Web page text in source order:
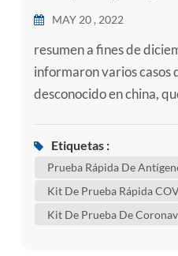
MAY 20 , 2022
resumen a fines de
informaron varios casos
desconocido en china,
nuevo coronavirus., el
denominó síndrome
2019 (COVID-19). a
Etiquetas :
Prueba Rápida De
Kit De Prueba Rápida
Kit De Prueba De